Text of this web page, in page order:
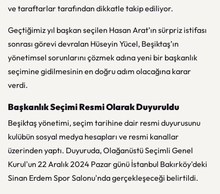
ve taraftarlar tarafından dikkatle takip ediliyor.
Geçtiğimiz yıl başkan seçilen Hasan Arat’ın sürpriz istifası
sonrası görevi devralan Hüseyin Yücel, Beşiktaş’ın
yönetimsel sorunlarını çözmek adına yeni bir başkanlık
seçimine gidilmesinin en doğru adım olacağına karar
verdi.
Başkanlık Seçimi Resmi Olarak Duyuruldu
Beşiktaş yönetimi, seçim tarihine dair resmi duyurusunu
kulübün sosyal medya hesapları ve resmi kanallar
üzerinden yaptı. Duyuruda, Olağanüstü Seçimli Genel
Kurul'un 22 Aralık 2024 Pazar günü İstanbul Bakırköy'deki
Sinan Erdem Spor Salonu'nda gerçekleşeceği belirtildi.